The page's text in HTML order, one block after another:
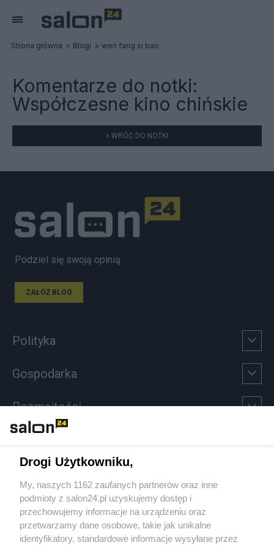
Strona główna Blogi wen fang si bao
Komentarze do notki:
Współczesne kino chińskie
« WRÓĆ DO NOTKI
Podziel się swoją opinią
ZAŁÓŻ BLOG
Polityka
Gospodarka
Rozmaitości
Sport
Społeczeństwo
Kultura
Drogi Użytkowniku,
My, naszych 1162 zaufanych partnerów oraz inne
podmioty z salon24.pl uzyskujemy dostęp i
przechowujemy informacje na urządzeniu oraz
przetwarzamy dane osobowe, takie jak unikalne
identyfikatory, standardowe informacje wysyłane przez